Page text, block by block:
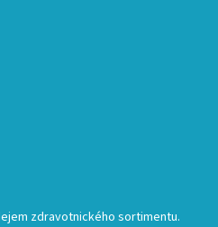
zdravotnického sortimentu.